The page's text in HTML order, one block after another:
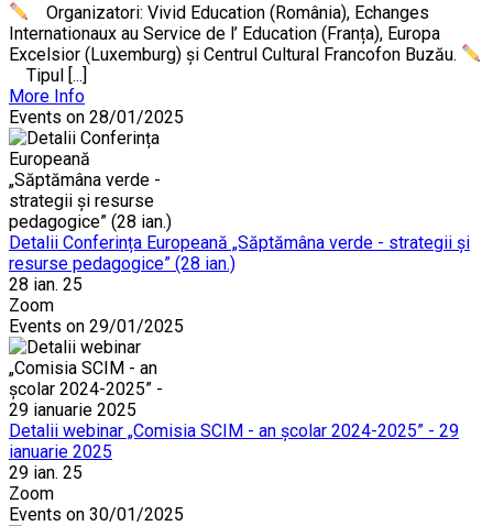
Organizatori: Vivid Education (România), Echanges
Internationaux au Service de l’ Education (Franța), Europa
Excelsior (Luxemburg) și Centrul Cultural Francofon Buzău.
Tipul [...]
More Info
Events on 28/01/2025
Detalii Conferința Europeană „Săptămâna verde - strategii și
resurse pedagogice” (28 ian.)
28 ian. 25
Zoom
Events on 29/01/2025
Detalii webinar „Comisia SCIM - an școlar 2024-2025” - 29
ianuarie 2025
29 ian. 25
Zoom
Events on 30/01/2025